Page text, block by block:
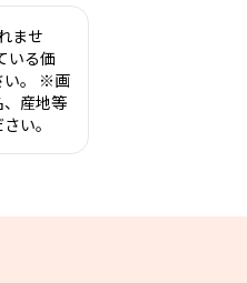
ませ
いる価
い。 ※画
産地等
い。